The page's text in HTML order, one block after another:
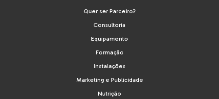
Quer ser Parceiro?
Consultoria
Equipamento
Formação
Instalações
Marketing e Publicidade
Nutrição